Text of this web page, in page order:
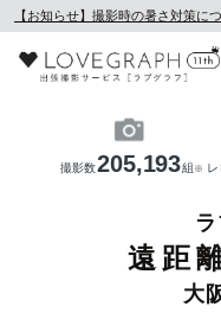
【お知らせ】撮影時の暑さ対策に
撮影数205,193組 ※
遠距
大